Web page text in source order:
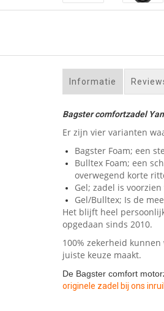
Informatie
Bagster comfortzadel
Er zijn vier varianten
Bagster Foam; een
Bulltex Foam; een
overwegend korte
Gel; zadel is
Gel/Bulltex; Is de
Het blijft heel
opgedaan sinds 2010.
100% zekerheid
juiste keuze maakt.
De Bagster comfort
originele zadel bij ons